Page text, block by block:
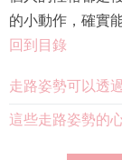
的小動作，確實
回到目錄
走路姿勢可以透
這些走路姿勢的